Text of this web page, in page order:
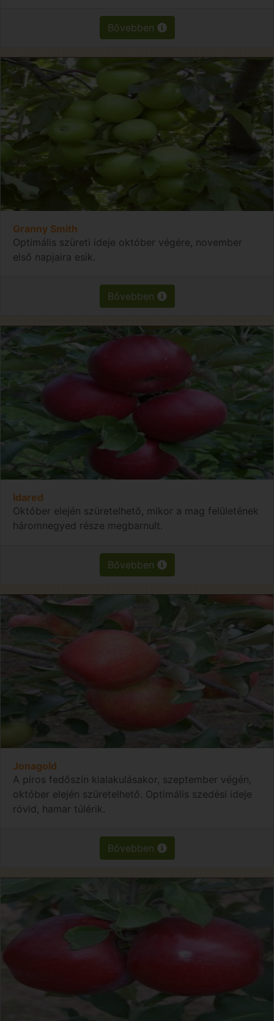
Bővebben
Granny Smith
Optimális szüreti ideje október végére, november
első napjaira esik.
Bővebben
Idared
Október elején szüretelhető, mikor a mag felületének
háromnegyed része megbarnult.
Bővebben
Jonagold
A piros fedőszín kialakulásakor, szeptember végén,
október elején szüretelhető. Optimális szedési ideje
rövid, hamar túlérik.
Bővebben